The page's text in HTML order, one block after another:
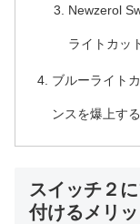
Newzerol
ライトカッ
ブルーライト
ンスを爆上する
スイッチ２
付けるメリッ